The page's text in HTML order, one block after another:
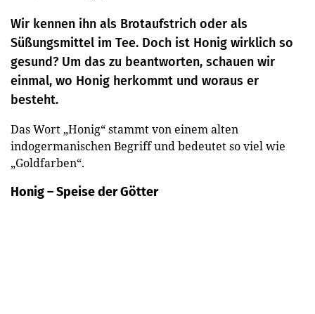
Wir kennen ihn als Brotaufstrich oder als
Süßungsmittel im Tee. Doch ist Honig wirklich so
gesund? Um das zu beantworten, schauen wir
einmal, wo Honig herkommt und woraus er
besteht.
Das Wort „Honig“ stammt von einem alten
indogermanischen Begriff und bedeutet so viel wie
„Goldfarben“.
Honig – Speise der Götter